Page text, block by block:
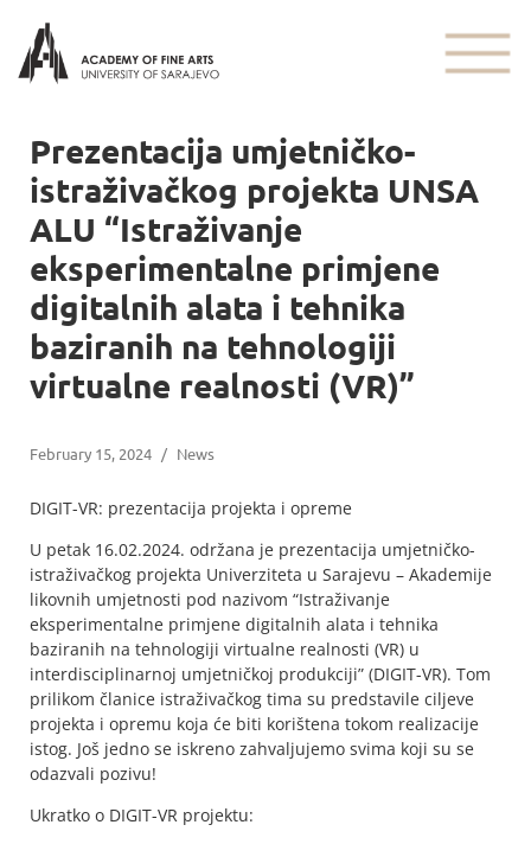
Prezentacija umjetničko-
istraživačkog projekta UNSA
ALU “Istraživanje
eksperimentalne primjene
digitalnih alata i tehnika
baziranih na tehnologiji
virtualne realnosti (VR)”
February 15, 2024 / News
DIGIT-VR: prezentacija projekta i opreme
U petak 16.02.2024. održana je prezentacija umjetničko-
istraživačkog projekta Univerziteta u Sarajevu – Akademije
likovnih umjetnosti pod nazivom “Istraživanje
eksperimentalne primjene digitalnih alata i tehnika
baziranih na tehnologiji virtualne realnosti (VR) u
interdisciplinarnoj umjetničkoj produkciji” (DIGIT-VR). Tom
prilikom članice istraživačkog tima su predstavile ciljeve
projekta i opremu koja će biti korištena tokom realizacije
istog. Još jedno se iskreno zahvaljujemo svima koji su se
odazvali pozivu!
Ukratko o DIGIT-VR projektu: